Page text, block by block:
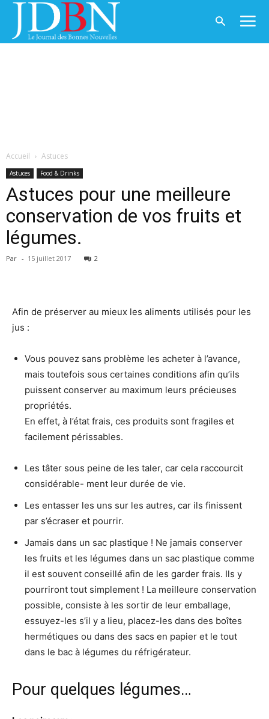
Accueil Astuces
Astuces Food & Drinks
Astuces pour une meilleure
conservation de vos fruits et
légumes.
Par - 15 juillet 2017 2
Afin de préserver au mieux les aliments utilisés pour les
jus :
Vous pouvez sans problème les acheter à l’avance,
mais toutefois sous certaines conditions afin qu’ils
puissent conserver au maximum leurs précieuses
propriétés.
En effet, à l’état frais, ces produits sont fragiles et
facilement périssables.
Les tâter sous peine de les taler, car cela raccourcit
considérable- ment leur durée de vie.
Les entasser les uns sur les autres, car ils finissent
par s’écraser et pourrir.
Jamais dans un sac plastique ! Ne jamais conserver
les fruits et les légumes dans un sac plastique comme
il est souvent conseillé afin de les garder frais. Ils y
pourriront tout simplement ! La meilleure conservation
possible, consiste à les sortir de leur emballage,
essuyez-les s’il y a lieu, placez-les dans des boîtes
hermétiques ou dans des sacs en papier et le tout
dans le bac à légumes du réfrigérateur.
Pour quelques légumes…